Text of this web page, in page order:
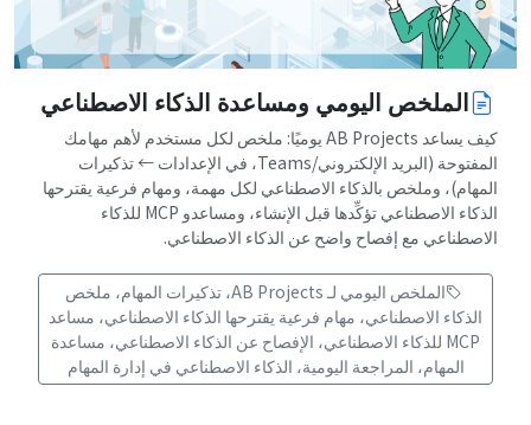
الملخص اليومي ومساعدة الذكاء الاصطناعي
كيف يساعد AB Projects يوميًا: ملخص لكل مستخدم لأهم مهامك
المفتوحة (البريد الإلكتروني/Teams، في الإعدادات ← تذكيرات
المهام)، وملخص بالذكاء الاصطناعي لكل مهمة، ومهام فرعية يقترحها
الذكاء الاصطناعي تؤكِّدها قبل الإنشاء، ومساعدو MCP للذكاء
الاصطناعي مع إفصاح واضح عن الذكاء الاصطناعي.
الملخص اليومي لـ AB Projects، تذكيرات المهام، ملخص
الذكاء الاصطناعي، مهام فرعية يقترحها الذكاء الاصطناعي، مساعد
MCP للذكاء الاصطناعي، الإفصاح عن الذكاء الاصطناعي، مساعدة
المهام، المراجعة اليومية، الذكاء الاصطناعي في إدارة المهام